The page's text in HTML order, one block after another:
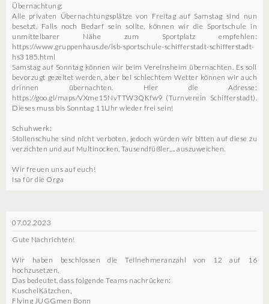
Übernachtung:
Alle privaten Übernachtungsplätze von Freitag auf Samstag sind nun
besetzt. Falls noch Bedarf sein sollte, können wir die Sportschule in
unmittelbarer Nähe zum Sportplatz empfehlen:
https://www.gruppenhaus.de/lsb-sportschule-schifferstadt-schifferstadt-
hs3185.html
Samstag auf Sonntag können wir beim Vereinsheim übernachten. Es soll
bevorzugt gezeltet werden, aber bei schlechtem Wetter können wir auch
drinnen übernachten. Hier die Adresse:
https://goo.gl/maps/VXme15NvTTW3QKfw9 (Turnverein Schifferstadt).
Dieses muss bis Sonntag 11Uhr wieder frei sein!
Schuhwerk:
Stollenschuhe sind nicht verboten, jedoch würden wir bitten auf diese zu
verzichten und auf Multinocken, Tausendfüßler,... auszuweichen.
Wir freuen uns auf euch!
Isa für die Orga
07.02.2023
Gute Nachrichten!
Wir haben beschlossen die Teilnehmeranzahl von 12 auf 16
hochzusetzen.
Das bedeutet, dass folgende Teams nachrücken:
KuschelKätzchen,
Flying JUGGmen Bonn